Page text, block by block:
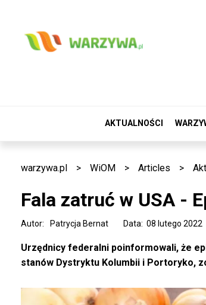
AKTUALNOŚCI
warzywa.pl > WiOM > Articles >
Fala zatruć w USA -
Data: 08 lutego 2022
Autor: Patrycja Bernat
Urzędnicy federalni poinformowali, że
stanów Dystryktu Kolumbii i Portoryko,